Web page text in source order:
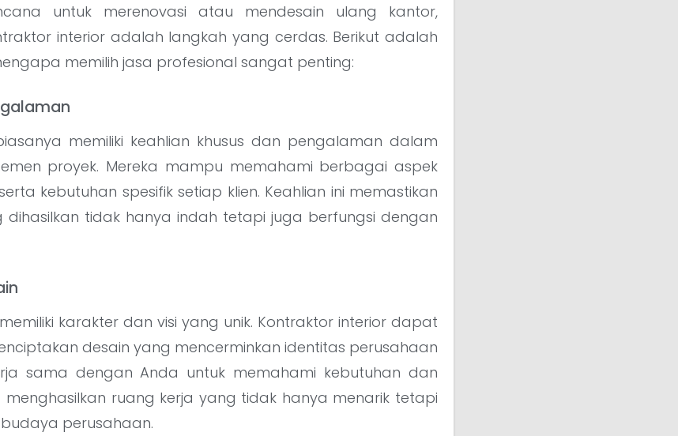
untuk merenovasi atau mendesain ulang kantor,
interior adalah langkah yang cerdas. Berikut adalah
memilih jasa profesional sangat penting:
memiliki keahlian khusus dan pengalaman dalam
proyek. Mereka mampu memahami berbagai aspek
kebutuhan spesifik setiap klien. Keahlian ini memastikan
dihasilkan tidak hanya indah tetapi juga berfungsi dengan
karakter dan visi yang unik. Kontraktor interior dapat
desain yang mencerminkan identitas perusahaan
sama dengan Anda untuk memahami kebutuhan dan
menghasilkan ruang kerja yang tidak hanya menarik tetapi
perusahaan.